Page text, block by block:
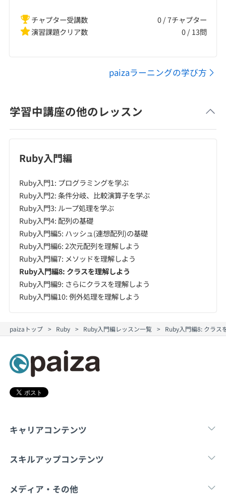
チャプター受講数
0 / 7チャプター
演習課題クリア数
0/13問
paizaラーニングの学び方
学習中講座の他のレッスン
Ruby入門編
Ruby入門1: プログラミングを学ぶ
Ruby入門2: 条件分岐、比較演算子を学ぶ
Ruby入門3: ループ処理を学ぶ
Ruby入門4: 配列の基礎
Ruby入門編5: ハッシュ(連想配列)の基礎
Ruby入門編6: 2次元配列を理解しよう
Ruby入門編7: メソッドを理解しよう
Ruby入門編8: クラスを理解しよう
Ruby入門編9: さらにクラスを理解しよう
Ruby入門編10: 例外処理を理解しよう
paizaトップ Ruby Ruby入門編レッスン一覧 Ruby入門編8: クラス
キャリアコンテンツ
転職・キャリア 新卒就
スキルアップコンテンツ
学習 マンガ・ゲーム
メディア・その他